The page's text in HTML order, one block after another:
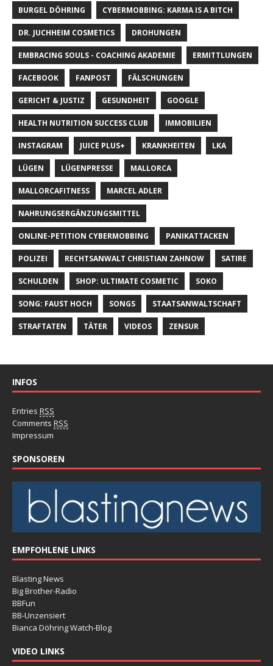
BURGEL DÖHRING CYBERMOBBING: KARMA IS A BITCH
DR. JUCHHEIM COSMETICS DROHUNGEN
EMBRACING SOULS - COACHING AKADEMIE ERMITTLUNGEN
FACEBOOK FANPOST FÄLSCHUNGEN
GERICHT & JUSTIZ GESUNDHEIT GOOGLE
HEALTH NUTRITION SUCCESS CLUB IMMOBILIEN
INSTAGRAM JUICE PLUS+ KRANKHEITEN LKA
LÜGEN LÜGENPRESSE MALLORCA
MALLORCAFITNESS MARCEL ADLER
NAHRUNGSERGÄNZUNGSMITTEL
ONLINE-PETITION CYBERMOBBING PANIKATTACKEN
POLIZEI RECHTSANWALT CHRISTIAN ZAHNOW SATIRE
SCHULDEN SHOP: ULTIMATE COSMETIC SOKO
SONG: FAUST HOCH SONGS STAATSANWALTSCHAFT
STRAFTATEN TÄTER VIDEOS ZENSUR
INFOS
Entries RSS
Comments RSS
Impressum
SPONSOREN
EMPFOHLENE LINKS
Blasting News
Big Brother-Radio
BBFun
BB-Unzensiert
Bianca Döhring Watch-Blog
VIDEO LINKS